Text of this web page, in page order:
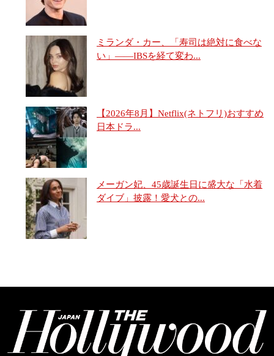
ミランダ・カー、「寿司は絶対に食べな
い」――IBSを経て変わ...
【2026年8月】Netflix(ネトフリ)おすすめ
日本ドラ...
メーガン妃、45歳誕生日に盛大な「水着
ダイブ」披露！愛犬との...